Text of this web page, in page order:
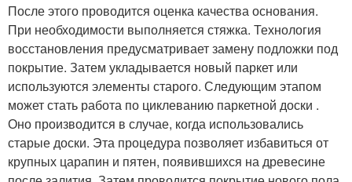
После этого проводится оценка качества основания.
При необходимости выполняется стяжка. Технология
восстановления предусматривает замену подложки под
покрытие. Затем укладывается новый паркет или
используются элементы старого. Следующим этапом
может стать работа по циклеванию паркетной доски .
Оно производится в случае, когда использовались
старые доски. Эта процедура позволяет избавиться от
крупных царапин и пятен, появившихся на древесине